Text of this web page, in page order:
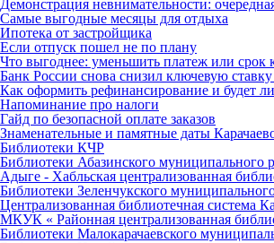
Демонстрация невнимательности:
Самые выгодные месяцы для отдыха
Ипотека от застройщика
Если отпуск пошел не по плану
Что выгоднее: уменьшить платеж или срок
Банк России снова снизил ключевую
Как оформить рефинансирование и будет
Напоминание про налоги
Гайд по безопасной оплате заказов
Знаменательные и памятные даты
Библиотеки КЧР
Библиотеки Абазинского муниципального
Адыге - Хабльская централизованная
Библиотеки Зеленчукского
Централизованная библиотечная система
МКУК « Районная централизованная
Библиотеки Малокарачаевского